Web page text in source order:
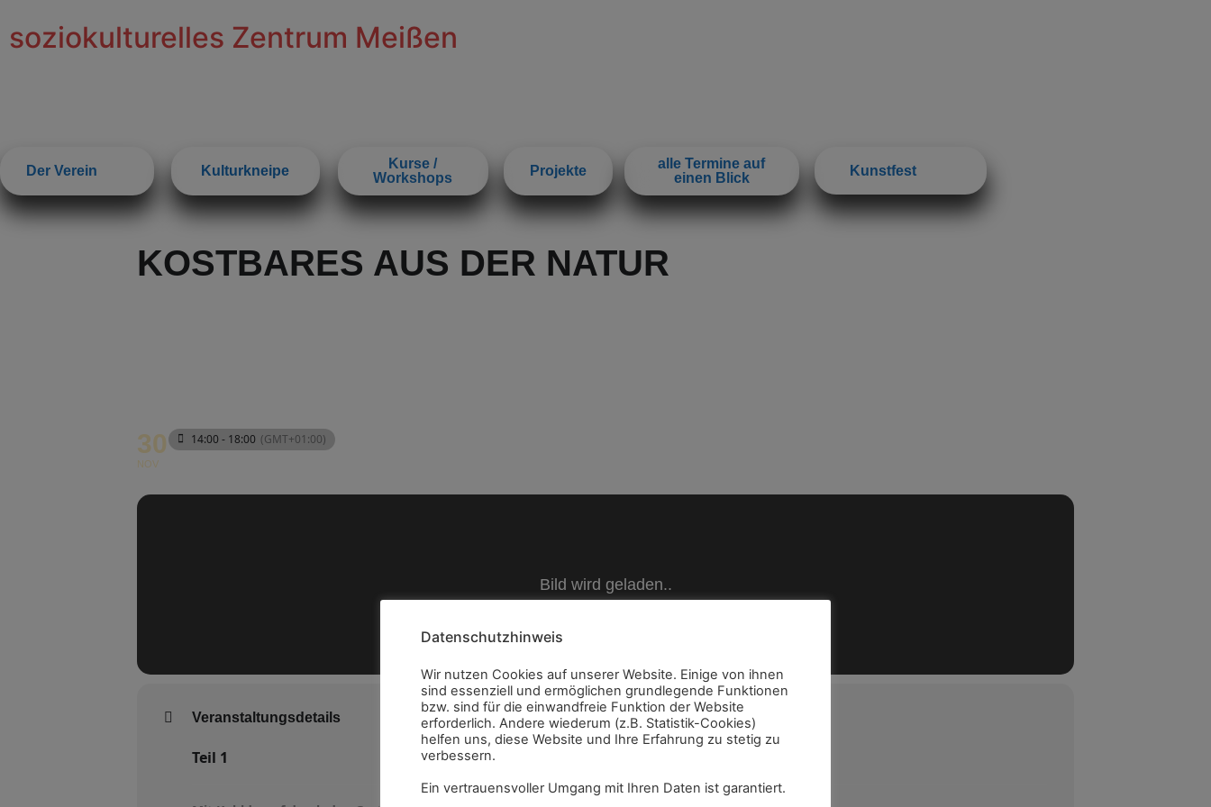
soziokulturelles Zentrum Meißen
Der Verein Kulturkneipe
Kurse /
Workshops
Projekte
alle Termine auf
einen Blick
Kunstfest
KOSTBARES AUS DER NATUR
30
NOV
14:00 - 18:00 (GMT+01:00)
Veranstaltungsdetails
Teil 1
Datenschutzhinweis
Wir nutzen Cookies auf unserer Website. Einige von ihnen
sind essenziell und ermöglichen grundlegende Funktionen
bzw. sind für die einwandfreie Funktion der Website
erforderlich. Andere wiederum (z.B. Statistik-Cookies)
helfen uns, diese Website und Ihre Erfahrung zu stetig zu
verbessern.
Ein vertrauensvoller Umgang mit Ihren Daten ist garantiert.